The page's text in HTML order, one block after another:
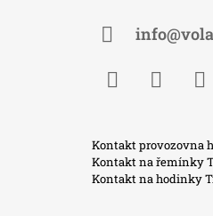
Kontakt provozovna
Kontakt na řemínky
Kontakt na hodinky